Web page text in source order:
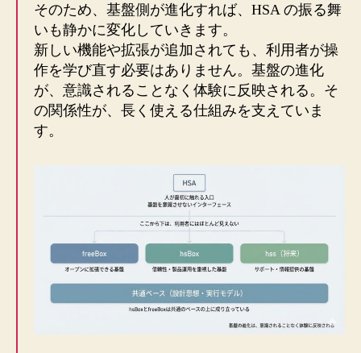
そのため、基盤側が進化すれば、HSA の振る舞
いも静かに変化していきます。
新しい機能や拡張が追加されても、利用者が操
作を学び直す必要はありません。基盤の進化
が、意識されることなく体験に反映される。そ
の関係性が、長く使える仕組みを支えていま
す。